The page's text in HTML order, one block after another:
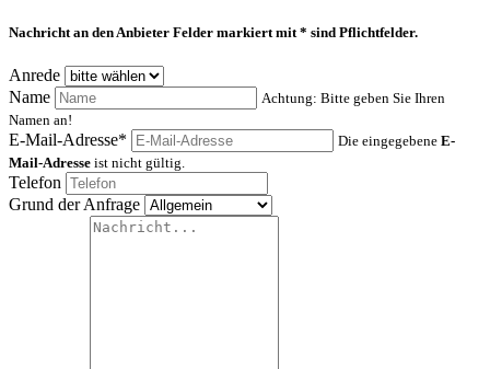
Nachricht an den Anbieter Felder markiert mit * sind Pflichtfelder.
Anrede
Name
Achtung: Bitte geben Sie Ihren
Namen an!
E-Mail-Adresse* Die eingegebene E-
Mail-Adresse ist nicht gültig.
Telefon
Grund der Anfrage